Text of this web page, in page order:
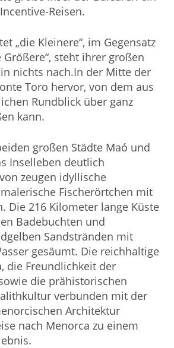
Reisen.
„die Kleinere“, im Gegensatz
Größere“, steht ihrer großen
nichts nach.In der Mitte der
Toro hervor, von dem aus
Rundblick über ganz
kann.
großen Städte Maó und
Inselleben deutlich
zeugen idyllische
Fischerörtchen mit
Die 216 Kilometer lange Küste
Badebuchten und
Sandstränden mit
gesäumt. Die reichhaltige
die Freundlichkeit der
die prähistorischen
verbunden mit der
Architektur
nach Menorca zu einem